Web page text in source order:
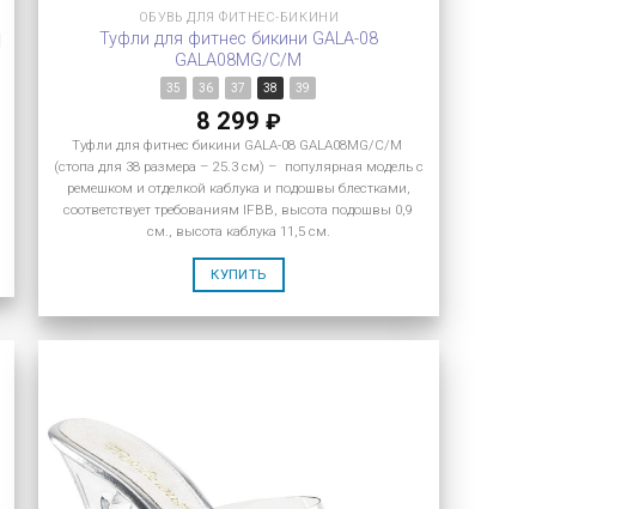
ОБУВЬ ДЛЯ ФИТНЕС-БИКИНИ
Туфли для фитнес бикини GALA-08
GALA08MG/C/M
35 36 37 38 39
8 299 ₽
Туфли для фитнес бикини GALA-08 GALA08MG/C/M
(стопа для 38 размера – 25.3 см) – популярная модель с
ремешком и отделкой каблука и подошвы блестками,
соответствует требованиям IFBB, высота подошвы 0,9
см., высота каблука 11,5 см.
КУПИТЬ